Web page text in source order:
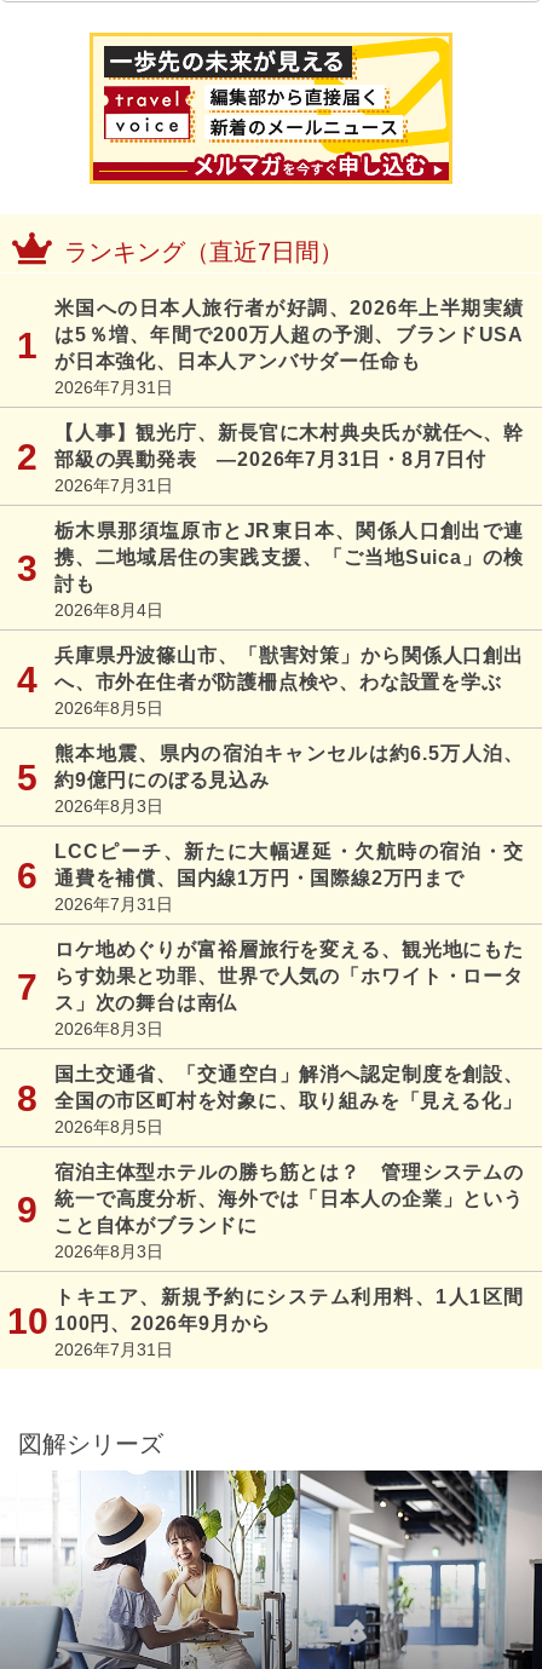
ランキング（直近7日間）
米国への日本人旅行者が好調、2026年上半期実績
は5％増、年間で200万人超の予測、ブランドUSA
が日本強化、日本人アンバサダー任命も
2026年7月31日
【人事】観光庁、新長官に木村典央氏が就任へ、幹
部級の異動発表 ―2026年7月31日・8月7日付
2026年7月31日
栃木県那須塩原市とJR東日本、関係人口創出で連
携、二地域居住の実践支援、「ご当地Suica」の検
討も
2026年8月4日
兵庫県丹波篠山市、「獣害対策」から関係人口創出
へ、市外在住者が防護柵点検や、わな設置を学ぶ
2026年8月5日
熊本地震、県内の宿泊キャンセルは約6.5万人泊、
約9億円にのぼる見込み
2026年8月3日
LCCピーチ、新たに大幅遅延・欠航時の宿泊・交
通費を補償、国内線1万円・国際線2万円まで
2026年7月31日
ロケ地めぐりが富裕層旅行を変える、観光地にもた
らす効果と功罪、世界で人気の「ホワイト・ロータ
ス」次の舞台は南仏
2026年8月3日
国土交通省、「交通空白」解消へ認定制度を創設、
全国の市区町村を対象に、取り組みを「見える化」
2026年8月5日
宿泊主体型ホテルの勝ち筋とは？ 管理システムの
統一で高度分析、海外では「日本人の企業」という
こと自体がブランドに
2026年8月3日
トキエア、新規予約にシステム利用料、1人1区間
100円、2026年9月から
2026年7月31日
図解シリーズ